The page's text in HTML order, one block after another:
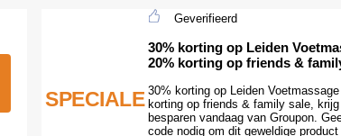
SPECIALE
Geverifieerd
30% korting op Leiden
20% korting op friends &
30% korting op Leiden
korting op friends & family sale, krijg
besparen vandaag van Groupon.
code nodig om dit geweldige product